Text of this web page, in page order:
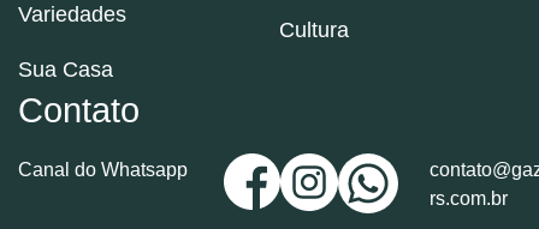
Variedades
Sua Casa
Cultura
Contato
Canal do Whatsapp
rs.com.br